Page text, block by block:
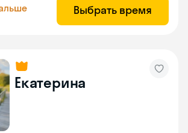
Выбрать время
Екатерина